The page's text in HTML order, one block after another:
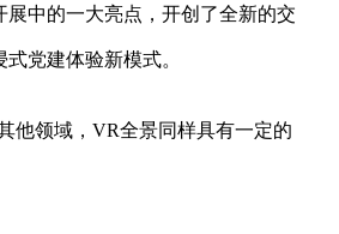
展中的一大亮点，开创了全新的交
党建体验新模式。
他领域，VR全景同样具有一定的